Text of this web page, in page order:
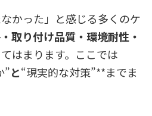
かった」と感じる多くのケ
取り付け品質・環境耐性・
はまります。ここでは
”と“現実的な対策”**までま